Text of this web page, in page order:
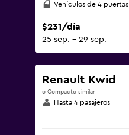
Vehículos de 4 puertas
$231/día
25 sep. - 29 sep.
Renault Kwid
o Compacto similar
Hasta 4 pasajeros